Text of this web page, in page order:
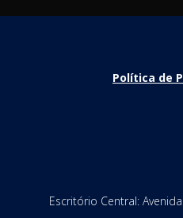
Política de
Escritório Central: